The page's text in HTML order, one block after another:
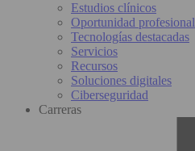
Estudios clínicos
Oportunidad profesional
Tecnologías destacadas
Servicios
Recursos
Soluciones digitales
Ciberseguridad
Carreras